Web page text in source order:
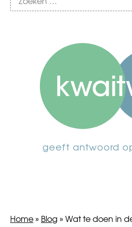
geeft antwoord
Home» Blog » Wat te doen in